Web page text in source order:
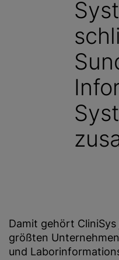
Damit gehört
größten
und